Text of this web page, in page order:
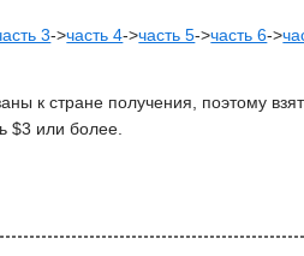
3->часть 4->часть 5->часть 6->
к стране получения, поэтому
$3 или более.